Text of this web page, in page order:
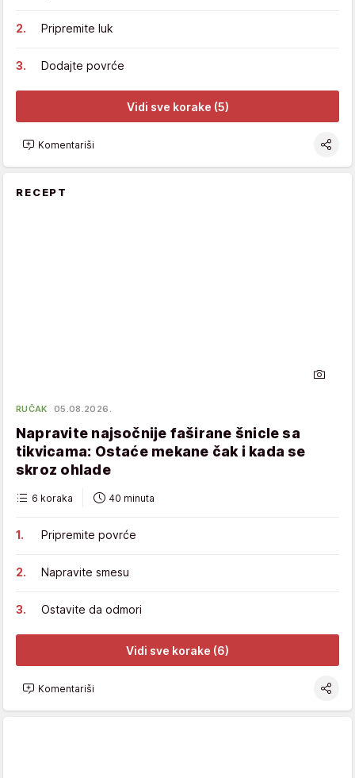
Pripremite luk
Dodajte povrće
Vidi sve korake (5)
Komentariši
RECEPT
RUČAK 05.08.2026.
Napravite najsočnije faširane šnicle sa
tikvicama: Ostaće mekane čak i kada se
skroz ohlade
6 koraka 40 minuta
Pripremite povrće
Napravite smesu
Ostavite da odmori
Vidi sve korake (6)
Komentariši